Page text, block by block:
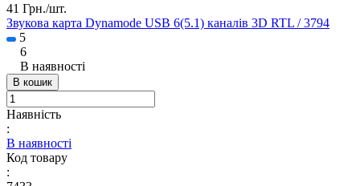
41 Грн./шт.
Звукова карта Dynamode USB 6(5.1) каналів 3D RTL / 3794
5
6
В наявності
В кошик
Наявність
:
В наявності
Код товару
: